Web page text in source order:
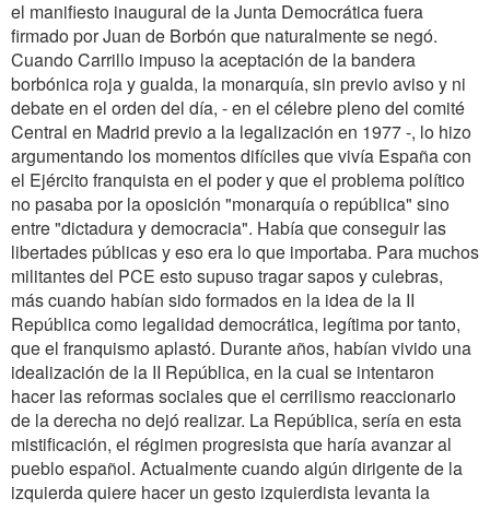
el manifiesto inaugural de la Junta Democrática fuera
firmado por Juan de Borbón que naturalmente se negó.
Cuando Carrillo impuso la aceptación de la bandera
borbónica roja y gualda, la monarquía, sin previo aviso y ni
debate en el orden del día, - en el célebre pleno del comité
Central en Madrid previo a la legalización en 1977 -, lo hizo
argumentando los momentos difíciles que vivía España con
el Ejército franquista en el poder y que el problema político
no pasaba por la oposición "monarquía o república" sino
entre "dictadura y democracia". Había que conseguir las
libertades públicas y eso era lo que importaba. Para muchos
militantes del PCE esto supuso tragar sapos y culebras,
más cuando habían sido formados en la idea de la II
República como legalidad democrática, legítima por tanto,
que el franquismo aplastó. Durante años, habían vivido una
idealización de la II República, en la cual se intentaron
hacer las reformas sociales que el cerrilismo reaccionario
de la derecha no dejó realizar. La República, sería en esta
mistificación, el régimen progresista que haría avanzar al
pueblo español. Actualmente cuando algún dirigente de la
izquierda quiere hacer un gesto izquierdista levanta la